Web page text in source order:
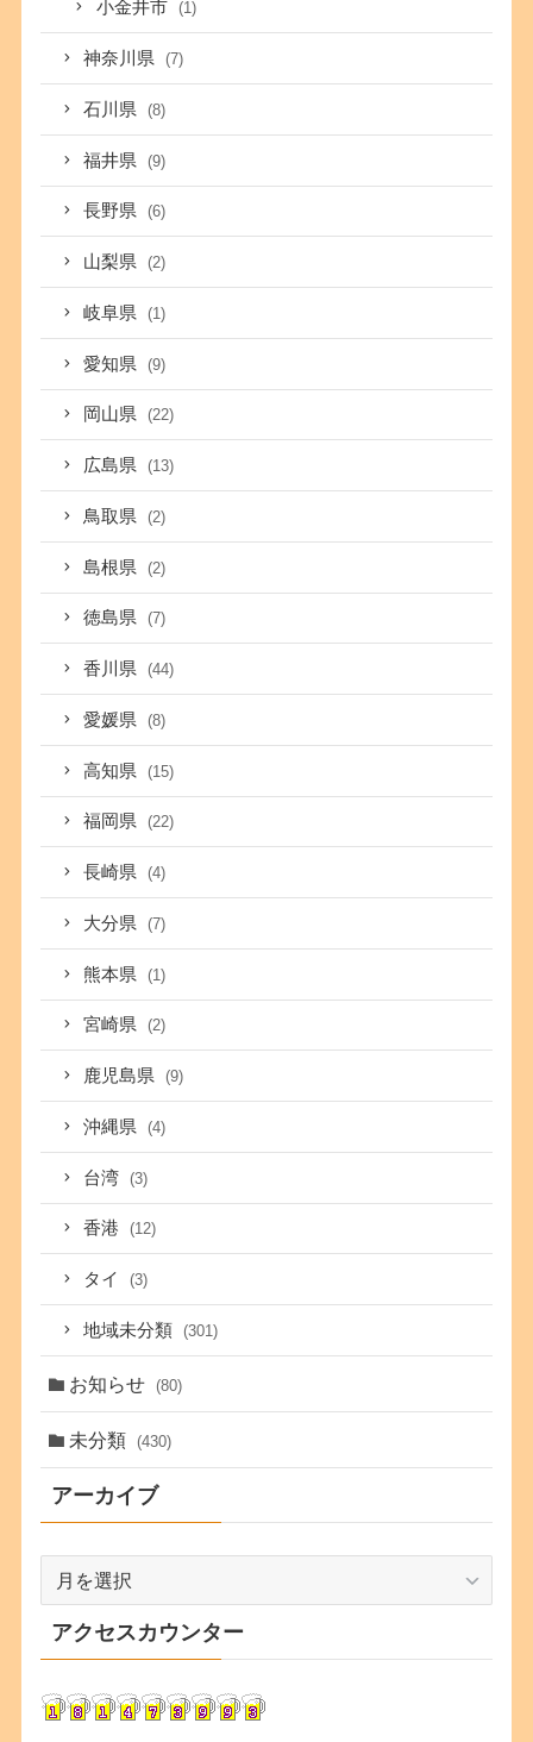
小金井市 (1)
神奈川県 (7)
石川県 (8)
福井県 (9)
長野県 (6)
山梨県 (2)
岐阜県 (1)
愛知県 (9)
岡山県 (22)
広島県 (13)
鳥取県 (2)
島根県 (2)
徳島県 (7)
香川県 (44)
愛媛県 (8)
高知県 (15)
福岡県 (22)
長崎県 (4)
大分県 (7)
熊本県 (1)
宮崎県 (2)
鹿児島県 (9)
沖縄県 (4)
台湾 (3)
香港 (12)
タイ (3)
地域未分類 (301)
お知らせ (80)
未分類 (430)
アーカイブ
カ
イ
アクセスカウンター